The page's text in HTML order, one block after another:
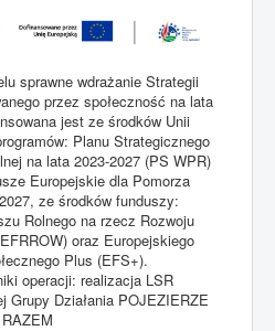
sprawne wdrażanie Strategii
przez społeczność na lata
jest ze środków Unii
Planu Strategicznego
na lata 2023-2027 (PS WPR)
Europejskie dla Pomorza
ze środków funduszy:
Rolnego na rzecz Rozwoju
oraz Europejskiego
Plus (EFS+).
operacji: realizacja LSR
Grupy Działania POJEZIERZE
RAZEM